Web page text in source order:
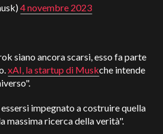
4 novembre 2023
siano ancora scarsi, esso fa parte
xAI, la startup di Muskche intende
impegnato a costruire quella
massima ricerca della verità".